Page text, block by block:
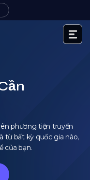
phương tiện truyền
từ bất kỳ quốc gia nào,
của bạn.